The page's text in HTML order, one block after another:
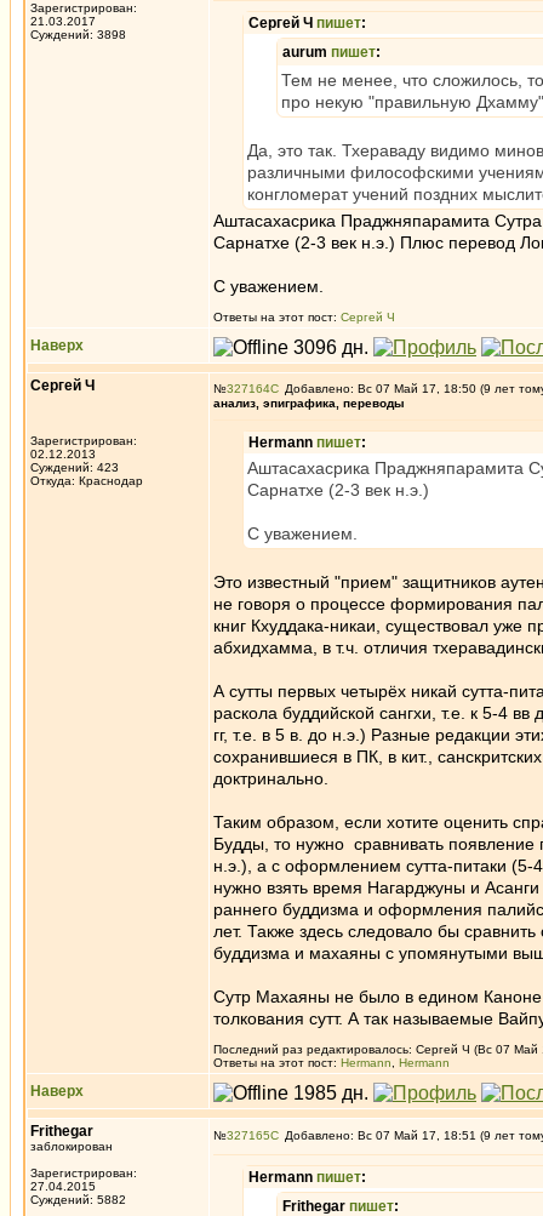
Зарегистрирован:
21.03.2017
Суждений: 3898
Сергей Ч пишет:
aurum пишет:
Тем не менее, что сложилось,
про некую "правильную
Да, это так. Тхераваду видимо
различными философскими
конгломерат учений поздних
Аштасахасрика Праджняпарамита
Сарнатхе (2-3 век н.э.) Плюс перевод
С уважением.
Ответы на этот пост: Сергей Ч
Наверх
Сергей Ч
Зарегистрирован:
02.12.2013
Суждений: 423
Откуда: Краснодар
№327164
Добавлено: Вс 07 Май 17, 18:50 (9 лет
анализ, эпиграфика, переводы
Hermann пишет:
Аштасахасрика Праджняпарамита
Сарнатхе (2-3 век н.э.)
С уважением.
Это известный "прием" защитников
не говоря о процессе формирования
книг Кхуддака-никаи, существовал уже
абхидхамма, в т.ч. отличия
А сутты первых четырёх никай сутта-
раскола буддийской сангхи, т.е. к 5-4
гг, т.е. в 5 в. до н.э.) Разные редакции
сохранившиеся в ПК, в кит.,
доктринально.
Таким образом, если хотите оценить
Будды, то нужно сравнивать появление
н.э.), а с оформлением сутта-питаки
нужно взять время Нагарджуны и
раннего буддизма и оформления
лет. Также здесь следовало бы
буддизма и махаяны с упомянутыми
Сутр Махаяны не было в едином
толкования сутт. А так называемые
Последний раз редактировалось: Сергей Ч (Вс 07 Май
Ответы на этот пост: Hermann Hermann
Наверх
Frithegar
заблокирован
Зарегистрирован:
27.04.2015
Суждений: 5882
№327165 Добавлено: Вс 07 Май 17, 18:51 (9 лет
Hermann пишет:
Frithegar пишет: